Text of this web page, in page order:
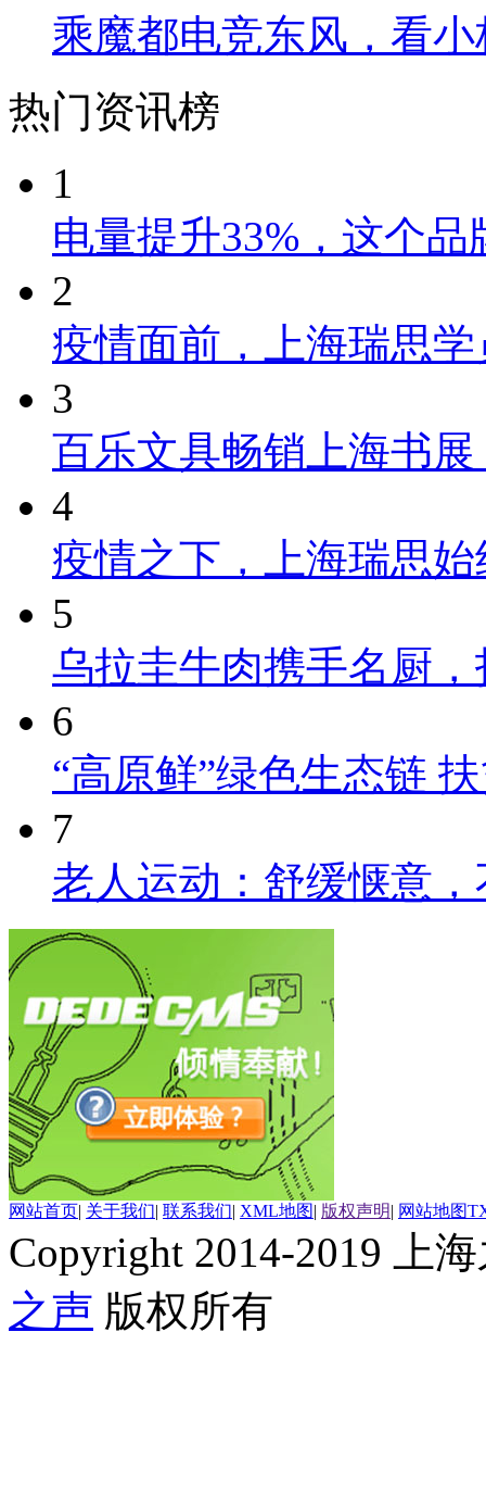
乘魔都电竞东风，看
热门资讯榜
1
电量提升33%，这个
2
疫情面前，上海瑞思
3
百乐文具畅销上海书
4
疫情之下，上海瑞思
5
乌拉圭牛肉携手名厨
6
“高原鲜”绿色生态链
7
老人运动：舒缓惬意
网站首页| 关于我们| 联系我们| XML地图| 版权声明| 网站地图
Copyright 2014-2019 上
之声 版权所有